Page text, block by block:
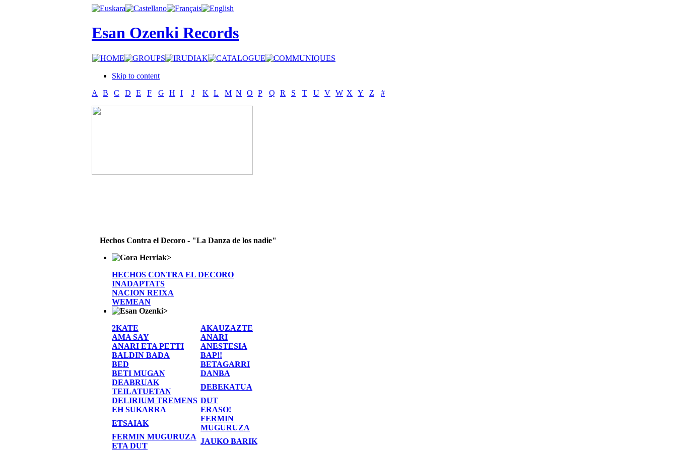
Esan Ozenki Records
Skip to content
A
B C D E F G H I J K L M N O P Q R S T U V W X Y Z #
Hechos Contra el Decoro - "La Danza de los nadie"
>
HECHOS CONTRA EL DECORO
INADAPTATS
NACION REIXA
WEMEAN
>
2KATE
AKAUZAZTE
AMA SAY
ANARI
ANARI ETA PETTI
ANESTESIA
BALDIN BADA
BAP!!
BED
BETAGARRI
BETI MUGAN
DANBA
DEABRUAK
TEILATUETAN
DEBEKATUA
DELIRIUM TREMENS DUT
EH SUKARRA
ERASO!
ETSAIAK
FERMIN
MUGURUZA
FERMIN MUGURUZA
ETA DUT
JAUKO BARIK